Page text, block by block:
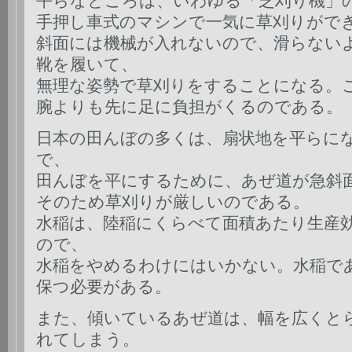
手押し車式のマシンで一気に草刈りがで
斜面には機械が入れないので、滑らない
靴を履いて、
無理な姿勢で草刈りをすることになる。
腕よりも先に足に負担がくるのである。
日本の田んぼの多くは、扇状地を平らに
で、
田んぼを平にするために、あぜ道が急斜
そのため草刈りが厳しいのである。
水稲は、陸稲にくらべて面積あたり生産
ので、
水稲をやめるわけにはいかない。水稲で
保つ必要がある。
また、傾いているあぜ道は、幅を広くと
れてしまう。